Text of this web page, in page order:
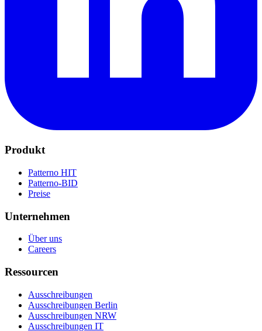
Produkt
Patterno HIT
Patterno-BID
Preise
Unternehmen
Über uns
Careers
Ressourcen
Ausschreibungen
Ausschreibungen Berlin
Ausschreibungen NRW
Ausschreibungen IT